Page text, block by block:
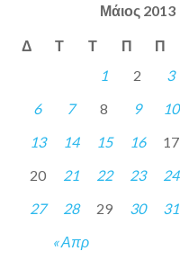
Μάιος 2013
Δ Τ Τ Π Π
« Απρ
1 2 3
6
7 8 9 10
13
14 15 16 17
20
21 22 23 24
27
28 29 30 31